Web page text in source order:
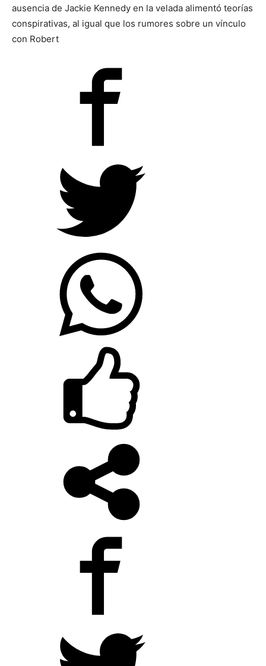
ausencia de Jackie Kennedy en la velada alimentó teorías
conspirativas, al igual que los rumores sobre un vínculo
con Robert